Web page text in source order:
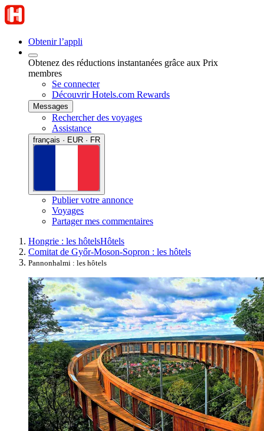
Obtenir l’appli
Obtenez des réductions instantanées grâce aux Prix
membres
Se connecter
Découvrir Hotels.com Rewards
Messages
Rechercher des voyages
Assistance
français · EUR · FR
Publier votre annonce
Voyages
Partager mes commentaires
Hongrie : les hôtelsHôtels
Comitat de Győr-Moson-Sopron : les hôtels
Pannonhalmi : les hôtels